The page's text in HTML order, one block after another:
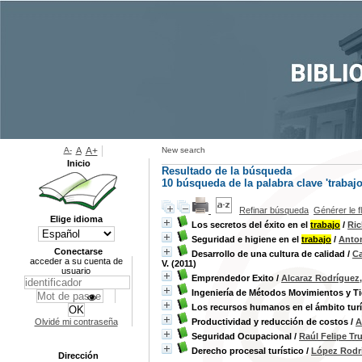
New search
Resultado de la búsqueda
10 búsqueda de la palabra clave
Refinar búsqueda Générer le
Los secretos del éxito en el trabajo /
Seguridad e higiene en el trabajo /
Desarrollo de una cultura de calidad /
V. (2011)
Emprendedor Exito / Alcaraz
Ingeniería de Métodos Movimientos y
Los recursos humanos en el ámbito
Productividad y reducción de costos /
Seguridad Ocupacional / Raúl Felipe
Derecho procesal turístico / López
A- A A+
Inicio
Elige idioma
Conectarse
acceder a su cuenta de
usuario
Olvidé mi contraseña
Dirección